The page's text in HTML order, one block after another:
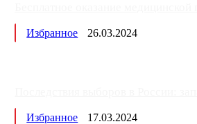
Избранное 26.03.2024
Избранное 17.03.2024